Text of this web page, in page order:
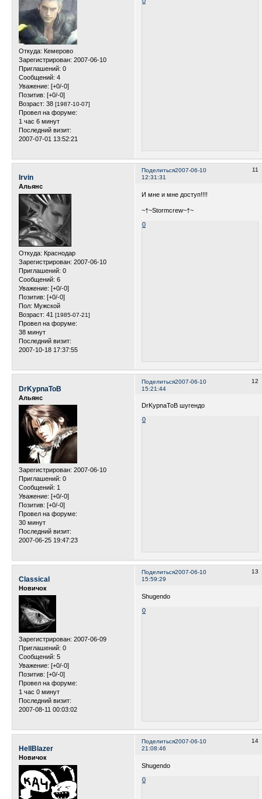
Откуда: Кемерово
Зарегистрирован: 2007-06-10
Приглашений: 0
Сообщений: 4
Уважение: [+0/-0]
Позитив: [+0/-0]
Возраст: 38 [1987-10-07]
Провел на форуме:
1 час 6 минут
Последний визит:
2007-07-01 13:52:21
Поделиться 11
2007-06-10
12:31:31
Irvin
Альянс
Откуда: Краснодар
Зарегистрирован: 2007-06-10
Приглашений: 0
Сообщений: 6
Уважение: [+0/-0]
Позитив: [+0/-0]
Пол: Мужской
Возраст: 41 [1985-07-21]
Провел на форуме:
38 минут
Последний визит:
2007-10-18 17:37:55
И мне и мне доступ!!!!
~†~Stormcrew~†~
0
Поделиться 12
2007-06-10
15:21:44
DrKypnaToB
Альянс
Зарегистрирован: 2007-06-10
Приглашений: 0
Сообщений: 1
Уважение: [+0/-0]
Позитив: [+0/-0]
Провел на форуме:
30 минут
Последний визит:
2007-06-25 19:47:23
DrKypnaToB шугендо
0
Поделиться 13
2007-06-10
15:59:29
Classical
Новичок
Зарегистрирован: 2007-06-09
Приглашений: 0
Сообщений: 5
Уважение: [+0/-0]
Позитив: [+0/-0]
Провел на форуме:
1 час 0 минут
Последний визит:
2007-08-11 00:03:02
Shugendo
0
Поделиться 14
2007-06-10
21:08:46
HellBlazer
Новичок
Shugendo
0